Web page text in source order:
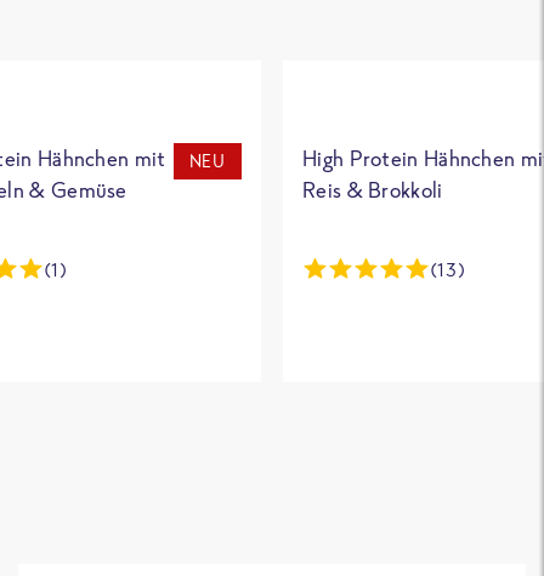
Hähnchen mit
& Gemüse
NEU
(1)
High Protein Hähnchen
Reis & Brokkoli
(13)